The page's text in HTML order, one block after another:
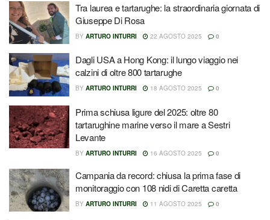
Tra laurea e tartarughe: la straordinaria giornata di
Giuseppe Di Rosa
BY ARTURO INTURRI 22 AGOSTO 2025 0
Dagli USA a Hong Kong: il lungo viaggio nei
calzini di oltre 800 tartarughe
BY ARTURO INTURRI 18 AGOSTO 2025 0
Prima schiusa ligure del 2025: oltre 80
tartarughine marine verso il mare a Sestri
Levante
BY ARTURO INTURRI 16 AGOSTO 2025 0
Campania da record: chiusa la prima fase di
monitoraggio con 108 nidi di Caretta caretta
BY ARTURO INTURRI 11 AGOSTO 2025 0